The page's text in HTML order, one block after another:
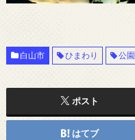
白山市 ひまわり 公園
ポスト
はてブ